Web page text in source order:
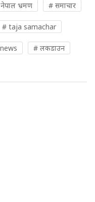
भ्रमण # समाचार
# taja samachar
# लकडाउन